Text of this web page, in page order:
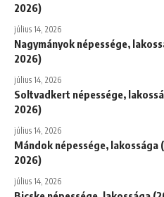
2026)
július 14, 2026
Nagymányok népessége,
2026)
július 14, 2026
Soltvadkert népessége,
2026)
július 14, 2026
Mándok népessége, lakossága
2026)
július 14, 2026